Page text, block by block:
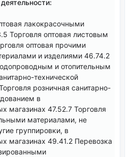
лакокрасочными
Торговля оптовая листовым
оптовая прочими
и изделиями 46.74.2
и отопительным
технической
розничная санитарно-
в
магазинах 47.52.7 Торговля
материалами, не
группировки, в
магазинах 49.41.2 Перевозка